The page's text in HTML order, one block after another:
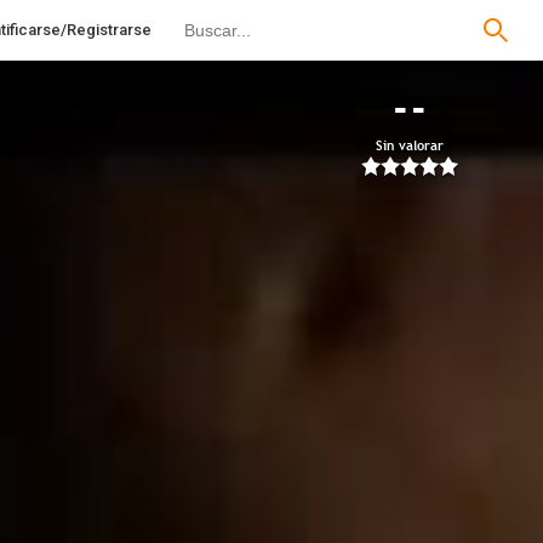
Registrarse
--
Sin valorar